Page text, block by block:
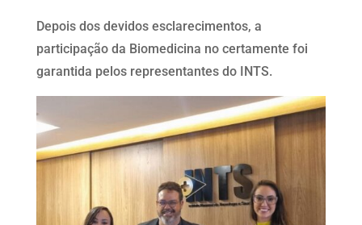
Depois dos devidos esclarecimentos, a
participação da Biomedicina no certamente foi
garantida pelos representantes do INTS.